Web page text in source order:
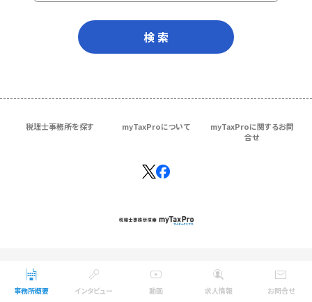
事務所概要 インタビュー 動画 求人情報 お問合せ
検 索
税理士事務所を探す myTaxProについて
myTaxProに関するお問
合せ
Copyright © ＴＫＣ Corporation
All Rights Reserved.